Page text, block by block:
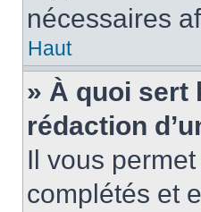
nécessaires
Haut
» À quoi sert
rédaction
Il vous
complétés et